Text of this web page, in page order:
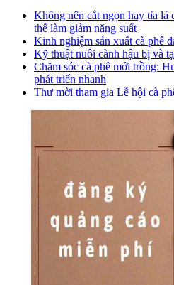
Không nên cắt ngọn hay tỉa lá
thể làm giảm năng suất
Kinh nghiệm sản xuất cà phê
Kỹ thuật nuôi cành hậu bị và
Chăm sóc cà phê mới trồng:
phát triển nhanh
Thư mời tham gia Lễ hội cà